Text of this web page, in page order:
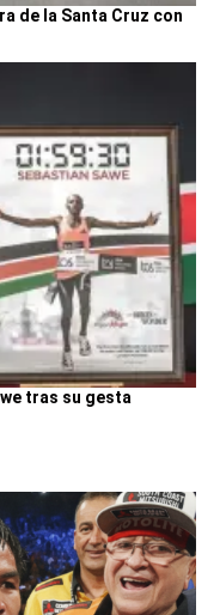
de la Santa Cruz con
tras su gesta